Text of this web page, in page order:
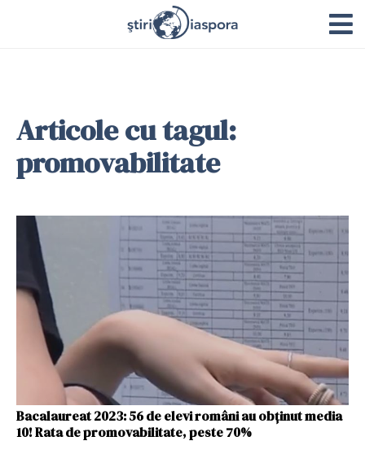
Articole cu tagul:
promovabilitate
Bacalaureat 2023: 56 de elevi români au obţinut media
10! Rata de promovabilitate, peste 70%